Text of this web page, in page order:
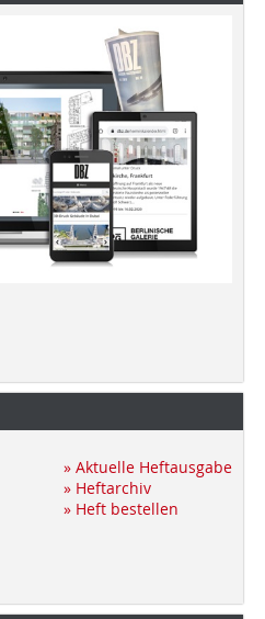
» Aktuelle Heftausgabe
» Heftarchiv
» Heft bestellen